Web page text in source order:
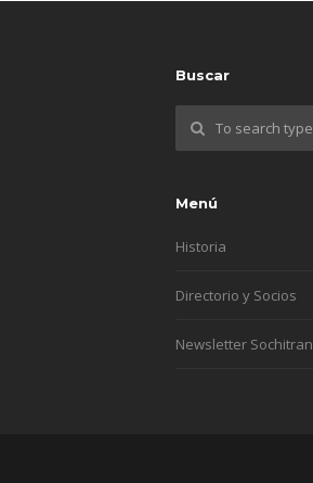
Buscar
Menú
Historia
Directorio y Socios
Newsletter Sochitran